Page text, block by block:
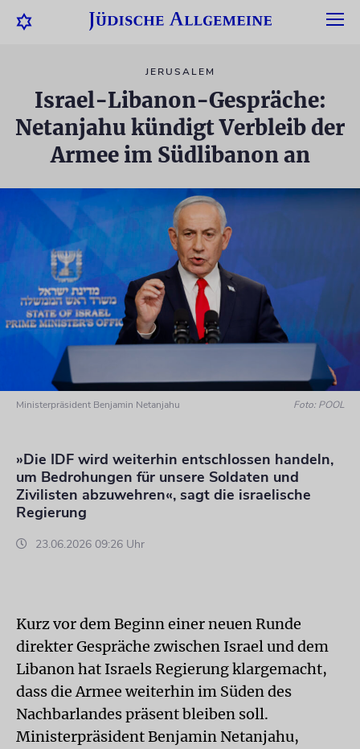
JERUSALEM
Israel-Libanon-Gespräche:
Netanjahu kündigt Verbleib der
Armee im Südlibanon an
Ministerpräsident Benjamin Netanjahu Foto: POOL
»Die IDF wird weiterhin entschlossen handeln,
um Bedrohungen für unsere Soldaten und
Zivilisten abzuwehren«, sagt die israelische
Regierung
23.06.2026 09:26 Uhr
Kurz vor dem Beginn einer neuen Runde
direkter Gespräche zwischen Israel und dem
Libanon hat Israels Regierung klargemacht,
dass die Armee weiterhin im Süden des
Nachbarlandes präsent bleiben soll.
Ministerpräsident Benjamin Netanjahu,